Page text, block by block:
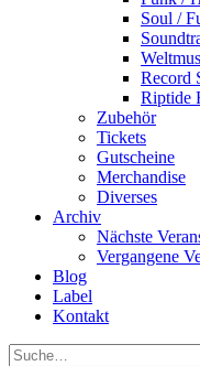
Soul /
Record
Riptide
Zubehör
Tickets
Gutscheine
Merchandise
Diverses
Archiv
Nächste
Vergangene
Blog
Label
Kontakt
Suche